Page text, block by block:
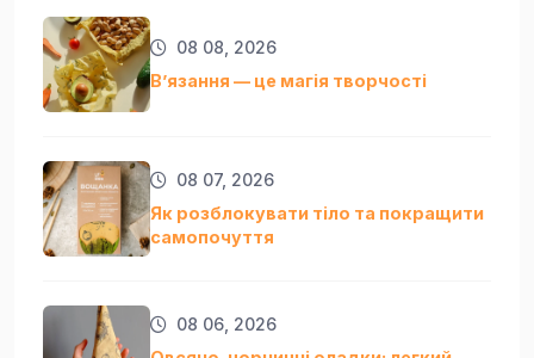
08 08, 2026
Вʼязання — це магія творчості
08 07, 2026
Як розблокувати тіло та покращити
самопочуття
08 06, 2026